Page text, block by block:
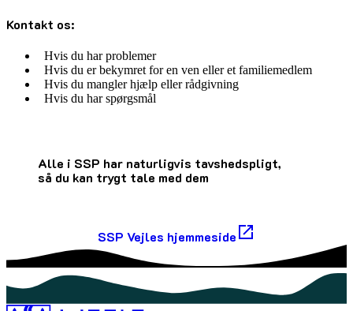
Kontakt os:
Hvis du har problemer
Hvis du er bekymret for en ven eller et familiemedlem
Hvis du mangler hjælp eller rådgivning
Hvis du har spørgsmål
Alle i SSP har naturligvis tavshedspligt,
så du kan trygt tale med dem
SSP Vejles hjemmeside